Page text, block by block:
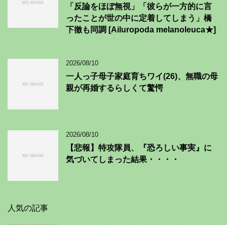
「反論をほぼ無視」「彼らが一方的に言
ったことが世の中に定着してしまう」橋
下徹も同調 [Ailuropoda melanoleuca★]
2026/08/10
一人っ子母子家庭育ちワイ(26)、無職の母
親が再婚するらしくて驚愕
2026/08/10
【悲報】特攻隊員、『恐ろしい事実』に
気づいてしまった結果・・・・
人気の記事